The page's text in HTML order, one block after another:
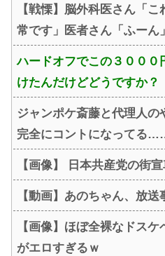
【戦慄】脳外科医さん「
常です」医者さん「ふーん
ハードオフでこの３０００
けたんだけどどうですか？
ジャンポケ斎藤と代理人の
完全にコントになってる
【画像】 日本共産党の街
【動画】あのちゃん、放
【画像】ほぼ全裸なドス
がエロすぎるｗ